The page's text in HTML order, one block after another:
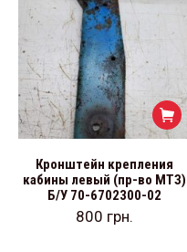
Кронштейн крепления
кабины левый (пр-во МТЗ)
Б/У 70-6702300-02
800 грн.